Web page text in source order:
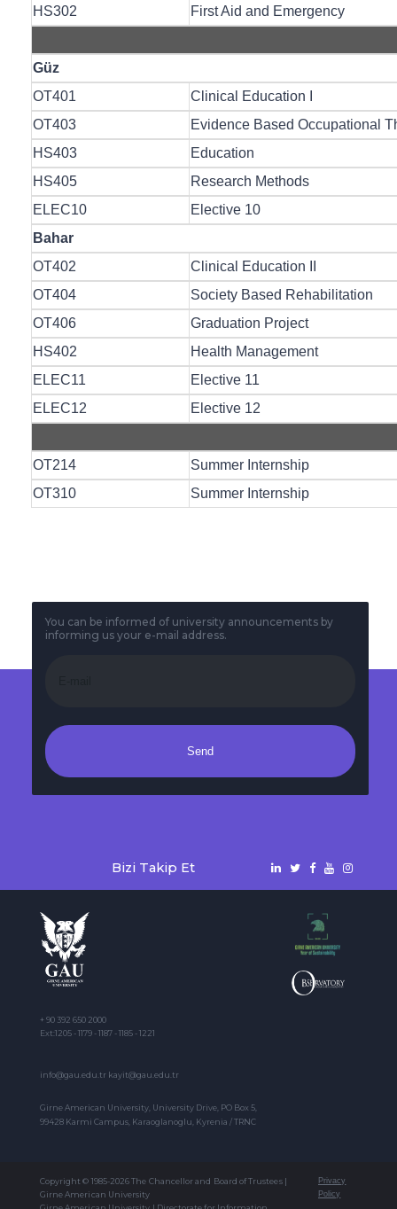
HS302
First Aid and Emergency
Güz
OT401
Clinical Education I
OT403
Evidence Based Occupational
HS403
Education
HS405
Research Methods
ELEC10
Elective 10
Bahar
OT402
Clinical Education II
OT404
Society Based Rehabilitation
OT406
Graduation Project
HS402
Health Management
ELEC11
Elective 11
ELEC12
Elective 12
OT214
Summer Internship
OT310
Summer Internship
You can be informed of university announcements by
informing us your e-mail address.
Send
Bizi Takip Et
+ 90 392 650 2000
Ext:1205 - 1179 - 1187 - 1185 - 1221
info@gau.edu.tr kayit@gau.edu.tr
Girne American University, University Drive, PO Box 5,
99428 Karmi Campus, Karaoglanoglu, Kyrenia / TRNC
Copyright © 1985-2026 The Chancellor and Board of Trustees |
Girne American University
Privacy
Policy